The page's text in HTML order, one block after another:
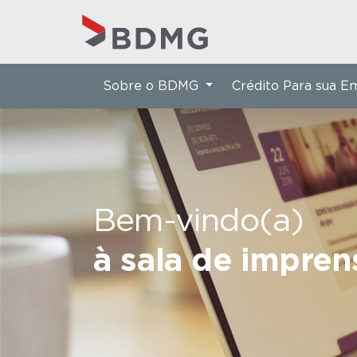
Bem-vindo(a)
à sala de
Sobre o BDMG Crédito Para sua